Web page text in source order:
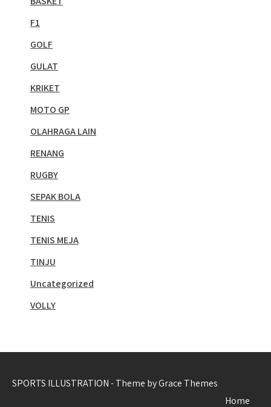
F1
GOLF
GULAT
KRIKET
MOTO GP
OLAHRAGA LAIN
RENANG
RUGBY
SEPAK BOLA
TENIS
TENIS MEJA
TINJU
Uncategorized
VOLLY
SPORTS ILLUSTRATION - Theme by Grace Themes
Home